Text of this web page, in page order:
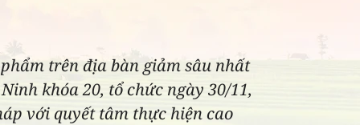
trên địa bàn giảm sâu nhất
khóa 20, tổ chức ngày 30/11,
với quyết tâm thực hiện cao